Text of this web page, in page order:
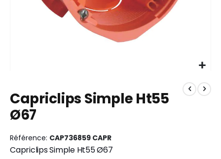
the
beginning
of
images
gallery
Capriclips Simple Ht55
Ø67
Référence CAP736859 CAPR
Capriclips Simple Ht55 Ø67